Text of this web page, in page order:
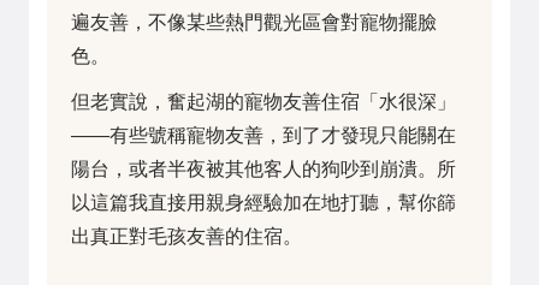
遍友善，不像某些熱門觀光區會對寵物擺臉
色。
但老實說，奮起湖的寵物友善住宿「水很深」
——有些號稱寵物友善，到了才發現只能關在
陽台，或者半夜被其他客人的狗吵到崩潰。所
以這篇我直接用親身經驗加在地打聽，幫你篩
出真正對毛孩友善的住宿。